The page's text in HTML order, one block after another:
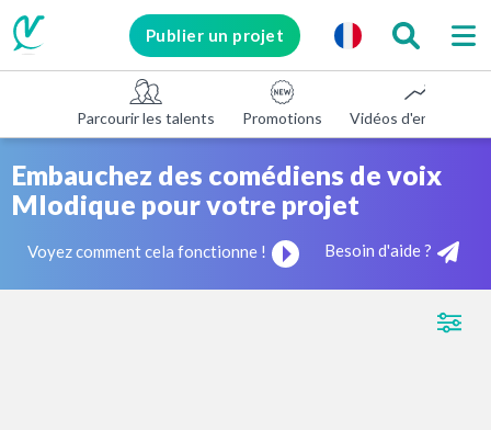
Publier un projet
Parcourir les talents Promotions Vidéos d'entreprise
Embauchez des comédiens de voix
Mlodique pour votre projet
Voyez comment cela fonctionne ! Besoin d'aide ?